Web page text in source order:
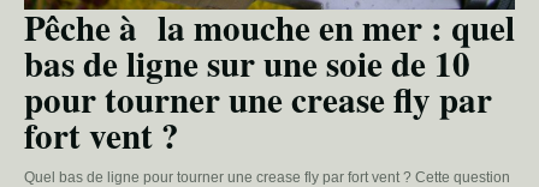
Pêche à la mouche en mer : quel
bas de ligne sur une soie de 10
pour tourner une crease fly par
fort vent ?
Quel bas de ligne pour tourner une crease fly par fort vent ? Cette question